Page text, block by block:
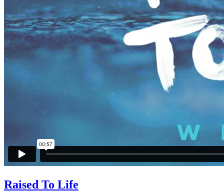
Raised To Life